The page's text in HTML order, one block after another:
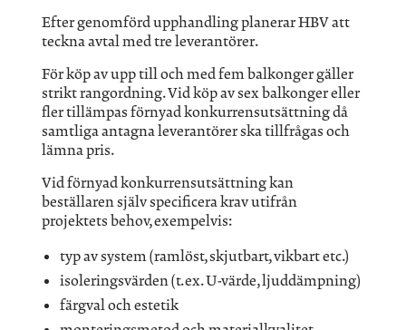
Efter genomförd upphandling planerar HBV att
teckna avtal med tre leverantörer.
För köp av upp till och med fem balkonger gäller
strikt rangordning. Vid köp av sex balkonger eller
fler tillämpas förnyad konkurrensutsättning då
samtliga antagna leverantörer ska tillfrågas och
lämna pris.
Vid förnyad konkurrensutsättning kan
beställaren själv specificera krav utifrån
projektets behov, exempelvis:
typ av system (ramlöst, skjutbart, vikbart etc.)
isoleringsvärden (t.ex. U-värde, ljuddämpning)
färgval och estetik